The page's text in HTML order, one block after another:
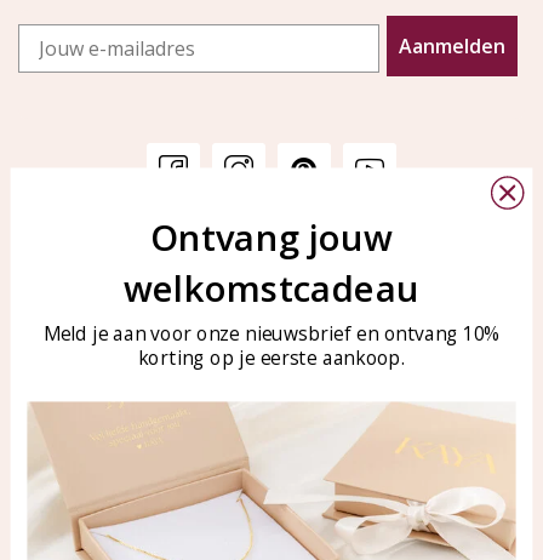
Email
Aanmelden
Veelgestelde vragen
Sieraden onderhouden
KAYA Sieraden
Bellen of WhatsApp Ma-Vr
Tel: 0850003187
WhatsApp: 0850003187
klantenservice@kayasierade
Producten KAYA Sieraden
Ontvang jouw
welkomstcadeau
Meld je aan voor onze nieuwsbrief en ontvang 10%
korting op je eerste aankoop.